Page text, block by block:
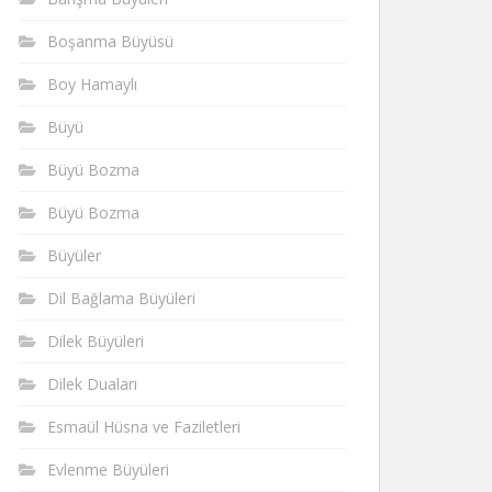
Boşanma Büyüsü
Boy Hamaylı
Büyü
Büyü Bozma
Büyü Bozma
Büyüler
Dil Bağlama Büyüleri
Dilek Büyüleri
Dilek Duaları
Esmaül Hüsna ve Faziletleri
Evlenme Büyüleri